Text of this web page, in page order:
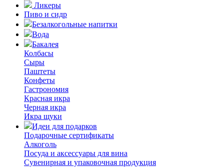
Ликеры
Пиво и сидр
Безалкогольные напитки
Вода
Бакалея
Колбасы
Сыры
Паштеты
Конфеты
Гастрономия
Красная икра
Черная икра
Икра щуки
Идеи для подарков
Подарочные сертификаты
Алкоголь
Посуда и аксессуары для вина
Сувенирная и упаковочная продукция